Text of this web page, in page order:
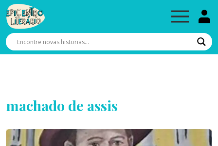
machado de assis